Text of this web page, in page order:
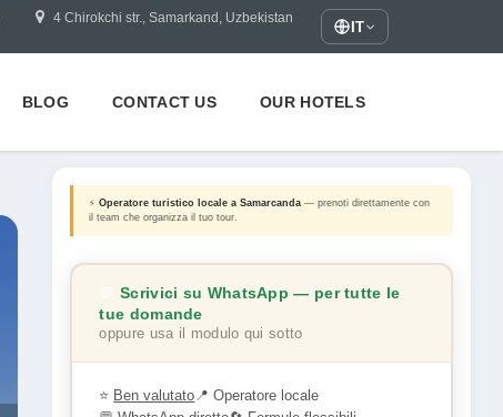
4 Chirokchi str., Samarkand, Uzbekistan
IT
BLOG CONTACT US OUR HOTELS
⚡Operatore turistico locale a Samarcanda — prenoti direttamente con
il team che organizza il tuo tour.
💬Scrivici su WhatsApp — per tutte le
tue domande
oppure usa il modulo qui sotto
⭐ Ben valutato📍 Operatore locale